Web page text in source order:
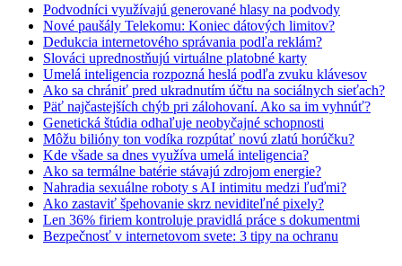
Podvodníci využívajú generované hlasy na podvody
Nové paušály Telekomu: Koniec dátových limitov?
Dedukcia internetového správania podľa reklám?
Slováci uprednostňujú virtuálne platobné karty
Umelá inteligencia rozpozná heslá podľa zvuku klávesov
Ako sa chrániť pred ukradnutím účtu na sociálnych sieťach?
Päť najčastejších chýb pri zálohovaní. Ako sa im vyhnúť?
Genetická štúdia odhaľuje neobyčajné schopnosti
Môžu bilióny ton vodíka rozpútať novú zlatú horúčku?
Kde všade sa dnes využíva umelá inteligencia?
Ako sa termálne batérie stávajú zdrojom energie?
Nahradia sexuálne roboty s AI intimitu medzi ľuďmi?
Ako zastaviť špehovanie skrz neviditeľné pixely?
Len 36% firiem kontroluje pravidlá práce s dokumentmi
Bezpečnosť v internetovom svete: 3 tipy na ochranu